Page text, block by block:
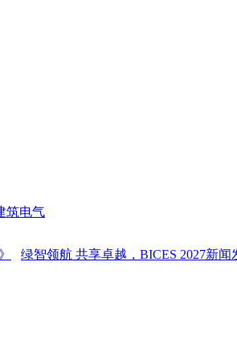
筑电气
领航 共享卓越，BICES 2027新闻发布会